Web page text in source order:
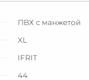
ПВХ с манжетой
XL
IFRIT
44